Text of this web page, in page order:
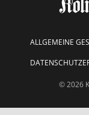
ALLGEMEINE
© 2026